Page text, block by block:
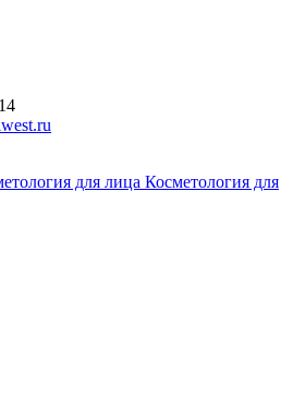
для лица Косметология для